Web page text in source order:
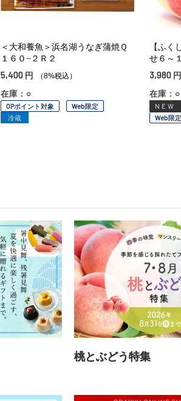
＜大和養魚＞浜名湖うなぎ蒲焼Ｑ
１６０−２Ｒ２
5,400 円 （8%税込）
在庫：○
OPポイント対象
Web限定
冷蔵
【ふく
せ６～
3,980 円
在庫：○
NEW
Web限定
桃とぶどう特集